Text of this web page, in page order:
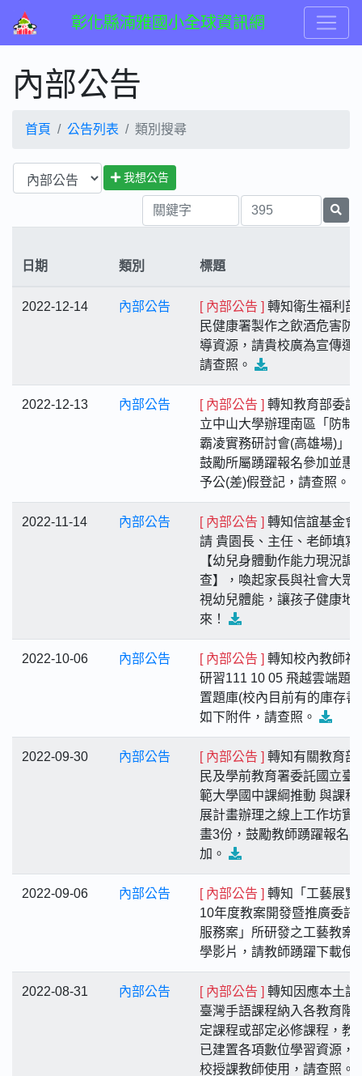
彰化縣湳雅國小全球資訊網
內部公告
首頁 公告列表 類別搜尋
我想公告
日期 類別 標題
2022-12-14 內部公告 [ 內部公告 ] 轉知衛生福利部
民健康署製作之飲酒危害防
導資源，請貴校廣為宣傳運
請查照。
2022-12-13 內部公告 [ 內部公告 ] 轉知教育部委請
立中山大學辦理南區「防制
霸凌實務研討會(高雄場)」
鼓勵所屬踴躍報名參加並惠
予公(差)假登記，請查照。
2022-11-14 內部公告 [ 內部公告 ] 轉知信誼基金會
請 貴園長、主任、老師填寫
【幼兒身體動作能力現況調
查】，喚起家長與社會大眾
視幼兒體能，讓孩子健康地
來！
2022-10-06 內部公告 [ 內部公告 ] 轉知校內教師社
研習111 10 05 飛越雲端題
置題庫(校內目前有的庫存書
如下附件，請查照。
2022-09-30 內部公告 [ 內部公告 ] 轉知有關教育部
民及學前教育署委託國立臺
範大學國中課綱推動 與課程
展計畫辦理之線上工作坊實
畫3份，鼓勵教師踴躍報名參
加。
2022-09-06 內部公告 [ 內部公告 ] 轉知「工藝展覽
10年度教案開發暨推廣委託
服務案」所研發之工藝教案
學影片，請教師踴躍下載使
2022-08-31 內部公告 [ 內部公告 ] 轉知因應本土語
臺灣手語課程納入各教育階
定課程或部定必修課程，教
已建置各項數位學習資源，
校授課教師使用，請查照。